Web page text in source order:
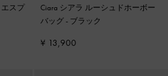
エスプ
Ciara シアラ ルーシュドホーボー
バッグ- ブラック
¥ 13,900